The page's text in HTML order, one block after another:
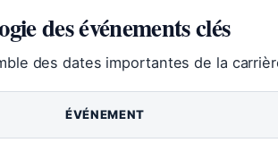
des événements clés
des dates importantes de la
ÉVÉNEMENT